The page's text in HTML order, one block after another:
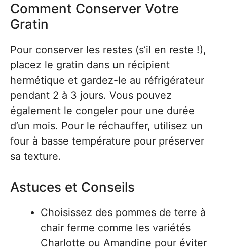
Comment Conserver Votre
Gratin
Pour conserver les restes (s’il en reste !),
placez le gratin dans un récipient
hermétique et gardez-le au réfrigérateur
pendant 2 à 3 jours. Vous pouvez
également le congeler pour une durée
d’un mois. Pour le réchauffer, utilisez un
four à basse température pour préserver
sa texture.
Astuces et Conseils
Choisissez des pommes de terre à
chair ferme comme les variétés
Charlotte ou Amandine pour éviter